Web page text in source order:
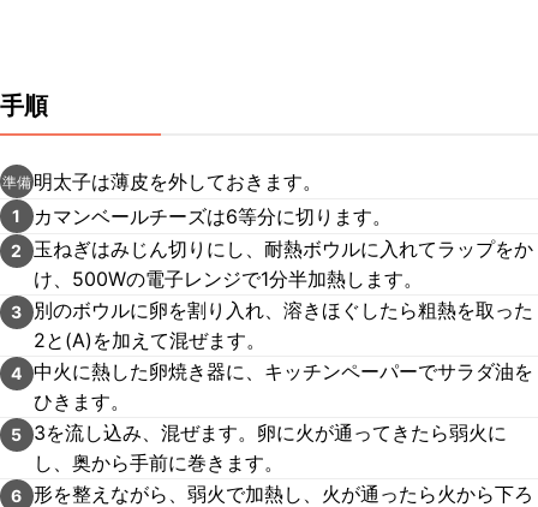
手順
準備 明太子は薄皮を外しておきます。
1 カマンベールチーズは6等分に切ります。
2
玉ねぎはみじん切りにし、耐熱ボウルに入れてラップをか
け、500Wの電子レンジで1分半加熱します。
3
別のボウルに卵を割り入れ、溶きほぐしたら粗熱を取った
2と(A)を加えて混ぜます。
4 中火に熱した卵焼き器に、キッチンペーパーでサラダ油を
ひきます。
5
3を流し込み、混ぜます。卵に火が通ってきたら弱火に
し、奥から手前に巻きます。
6 形を整えながら、弱火で加熱し、火が通ったら火から下ろ